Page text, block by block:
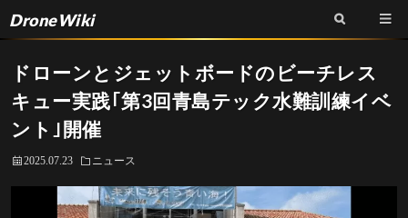
DroneWiki
ドローンとジェットボードのビーチレス
キュー実践｢第3回青島テック水難訓練イベ
ント｣開催
2025.07.23 ニュース